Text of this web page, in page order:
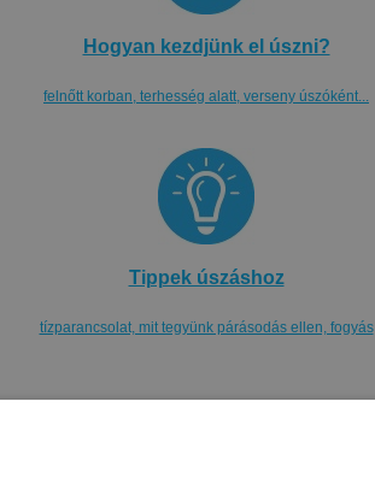
Hogyan kezdjünk el úszni?
felnőtt korban, terhesség alatt, verseny úszóként...
Tippek úszáshoz
tízparancsolat, mit tegyünk párásodás ellen, fogyás